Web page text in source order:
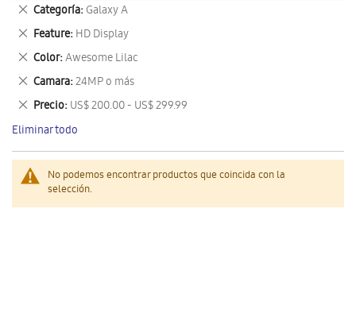
No podemos encontrar productos que coincida con la
selección.
Categoría Galaxy A
Eliminar
este
artículo
Feature HD Display
Eliminar
este
artículo
Color Awesome Lilac
Eliminar
este
artículo
Camara 24MP o más
Eliminar
este
artículo
Precio US$ 200.00 - US$ 299.99
Eliminar
este
artículo
Eliminar todo